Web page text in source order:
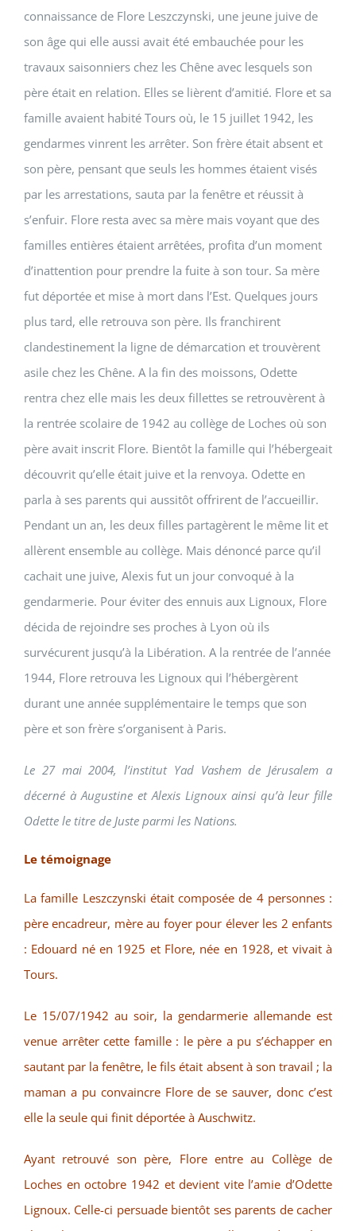
connaissance de Flore Leszczynski, une jeune juive de
son âge qui elle aussi avait été embauchée pour les
travaux saisonniers chez les Chêne avec lesquels son
père était en relation. Elles se lièrent d’amitié. Flore et sa
famille avaient habité Tours où, le 15 juillet 1942, les
gendarmes vinrent les arrêter. Son frère était absent et
son père, pensant que seuls les hommes étaient visés
par les arrestations, sauta par la fenêtre et réussit à
s’enfuir. Flore resta avec sa mère mais voyant que des
familles entières étaient arrêtées, profita d’un moment
d’inattention pour prendre la fuite à son tour. Sa mère
fut déportée et mise à mort dans l’Est. Quelques jours
plus tard, elle retrouva son père. Ils franchirent
clandestinement la ligne de démarcation et trouvèrent
asile chez les Chêne. A la fin des moissons, Odette
rentra chez elle mais les deux fillettes se retrouvèrent à
la rentrée scolaire de 1942 au collège de Loches où son
père avait inscrit Flore. Bientôt la famille qui l’hébergeait
découvrit qu’elle était juive et la renvoya. Odette en
parla à ses parents qui aussitôt offrirent de l’accueillir.
Pendant un an, les deux filles partagèrent le même lit et
allèrent ensemble au collège. Mais dénoncé parce qu’il
cachait une juive, Alexis fut un jour convoqué à la
gendarmerie. Pour éviter des ennuis aux Lignoux, Flore
décida de rejoindre ses proches à Lyon où ils
survécurent jusqu’à la Libération. A la rentrée de l’année
1944, Flore retrouva les Lignoux qui l’hébergèrent
durant une année supplémentaire le temps que son
père et son frère s’organisent à Paris.
Le 27 mai 2004, l’institut Yad Vashem de Jérusalem a
décerné à Augustine et Alexis Lignoux ainsi qu’à leur fille
Odette le titre de Juste parmi les Nations.
Le témoignage
La famille Leszczynski était composée de 4 personnes :
père encadreur, mère au foyer pour élever les 2 enfants
: Edouard né en 1925 et Flore, née en 1928, et vivait à
Tours.
Le 15/07/1942 au soir, la gendarmerie allemande est
venue arrêter cette famille : le père a pu s’échapper en
sautant par la fenêtre, le fils était absent à son travail ; la
maman a pu convaincre Flore de se sauver, donc c’est
elle la seule qui finit déportée à Auschwitz.
Ayant retrouvé son père, Flore entre au Collège de
Loches en octobre 1942 et devient vite l’amie d’Odette
Lignoux. Celle-ci persuade bientôt ses parents de cacher